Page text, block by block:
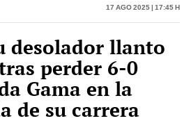
17 Ago 2025 | 17:45 h
desolador llanto
perder 6-0
Gama en la
de su carrera